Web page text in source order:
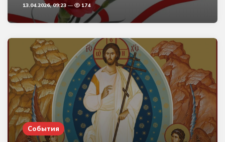
13.04.2026, 09:23 174
События